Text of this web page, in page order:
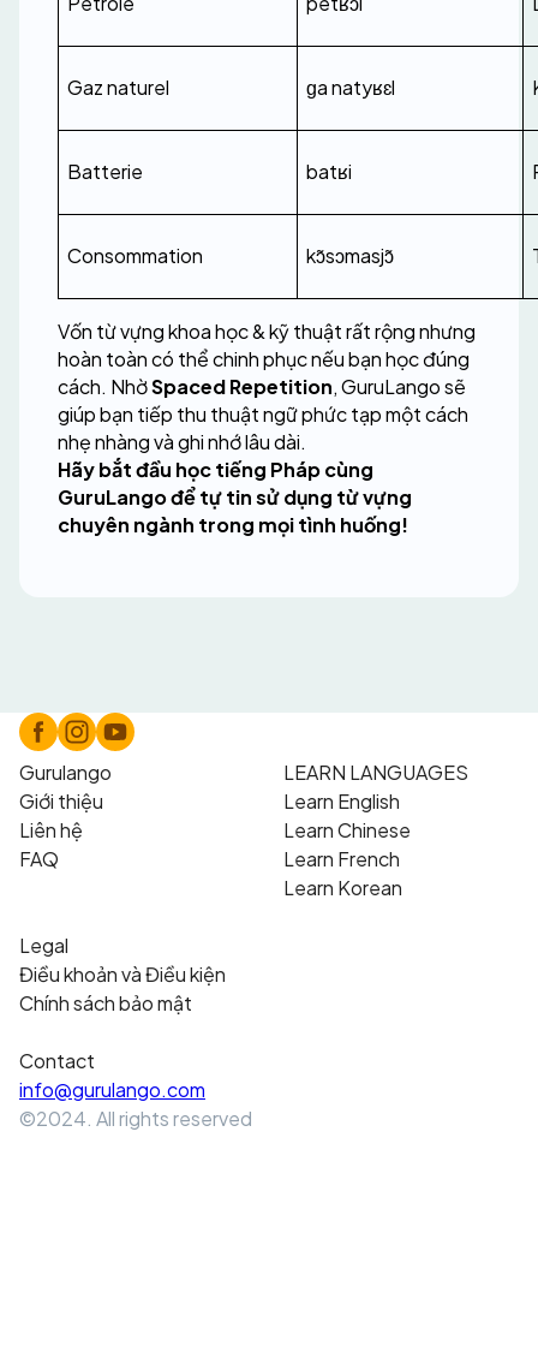
Gaz naturel ɡa natyʁɛl
Batterie batʁi
Consommation kɔ̃sɔmasjɔ̃
Vốn từ vựng khoa học & kỹ thuật rất rộng nhưng
hoàn toàn có thể chinh phục nếu bạn học đúng
cách. Nhờ Spaced Repetition, GuruLango sẽ
giúp bạn tiếp thu thuật ngữ phức tạp một cách
nhẹ nhàng và ghi nhớ lâu dài.
Hãy bắt đầu học tiếng Pháp cùng
GuruLango để tự tin sử dụng từ vựng
chuyên ngành trong mọi tình huống!
Gurulango
Giới thiệu
Liên hệ
FAQ
LEARN LANGUAGES
Learn English
Learn Chinese
Learn French
Learn Korean
Legal
Điều khoản và Điều kiện
Chính sách bảo mật
Contact
info@gurulango.com
©2024. All rights reserved